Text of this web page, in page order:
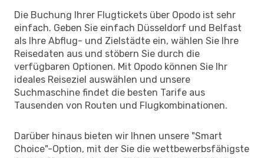
Die Buchung Ihrer Flugtickets über Opodo ist sehr
einfach. Geben Sie einfach Düsseldorf und Belfast
als Ihre Abflug- und Zielstädte ein, wählen Sie Ihre
Reisedaten aus und stöbern Sie durch die
verfügbaren Optionen. Mit Opodo können Sie Ihr
ideales Reiseziel auswählen und unsere
Suchmaschine findet die besten Tarife aus
Tausenden von Routen und Flugkombinationen.
Darüber hinaus bieten wir Ihnen unsere "Smart
Choice"-Option, mit der Sie die wettbewerbsfähigste